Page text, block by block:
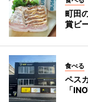
町田
賞ビ
食べる
ペス
「